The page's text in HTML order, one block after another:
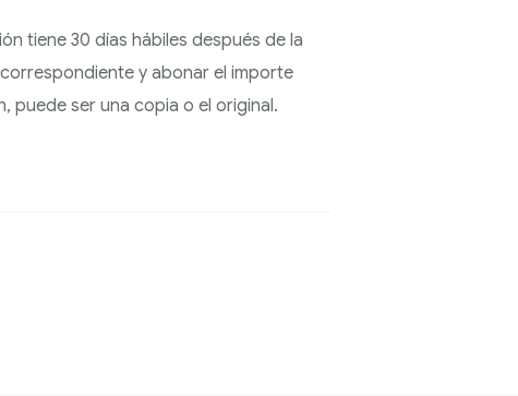
tiene 30 días hábiles después de la
y abonar el importe
puede ser una copia o el original.